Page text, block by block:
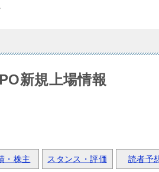
新規上場情報
・株主 スタンス・評価 読者予